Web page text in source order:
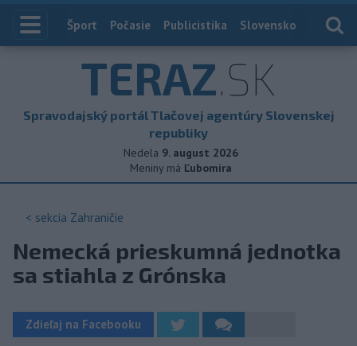
Index
Šport Počasie Publicistika Slovensko
TERAZ.SK
Spravodajský portál Tlačovej agentúry Slovenskej
republiky
Nedela 9. august 2026
Meniny má Ľubomíra
< sekcia Zahraničie
Nemecká prieskumná jednotka
sa stiahla z Grónska
Zdieľaj na Facebooku